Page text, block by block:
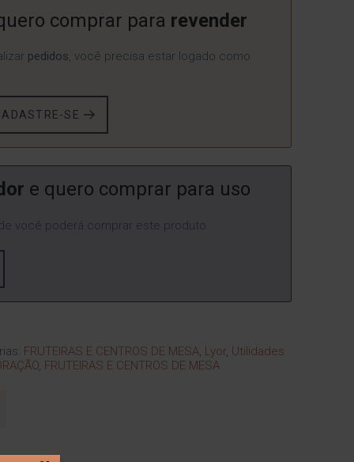
comprar para revender
pedidos, você precisa estar logado como
SE
e quero comprar para uso
você poderá comprar este produto.
FRUTEIRAS E CENTROS DE MESA, Lyor, Utilidades
, FRUTEIRAS E CENTROS DE MESA